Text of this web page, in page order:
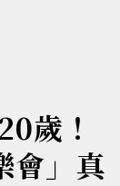
歲！
會」真